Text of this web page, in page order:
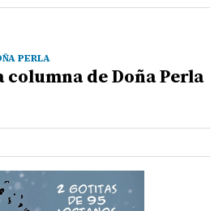
PERLA
columna de Doña Perla